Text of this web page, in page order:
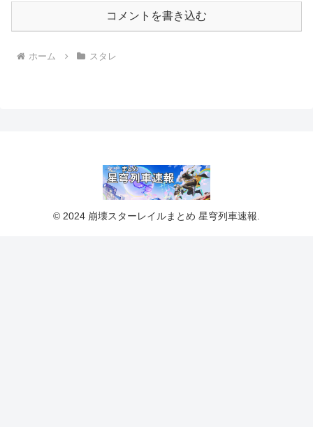
コメントを書き込む
ホーム スタレ
© 2024 崩壊スターレイルまとめ 星穹列車速報.